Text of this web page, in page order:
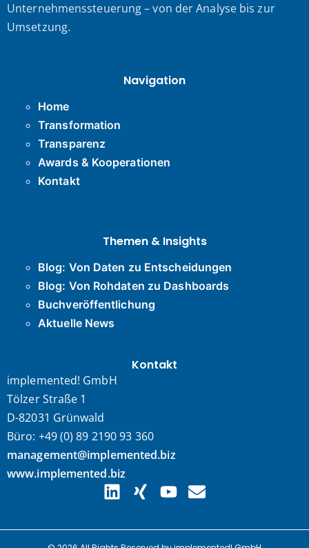
Unternehmenssteuerung – von der Analyse bis zur
Umsetzung.
Navigation
Home
Transformation
Transparenz
Awards & Kooperationen
Kontakt
Themen & Insights
Blog: Von Daten zu Entscheidungen
Blog: Von Rohdaten zu Dashboards
Buchveröffentlichung
Aktuelle News
Kontakt
implemented! GmbH
Tölzer Straße 1
D-82031 Grünwald
Büro: +49 (0) 89 2190 93 360
management@implemented.biz
www.implemented.biz